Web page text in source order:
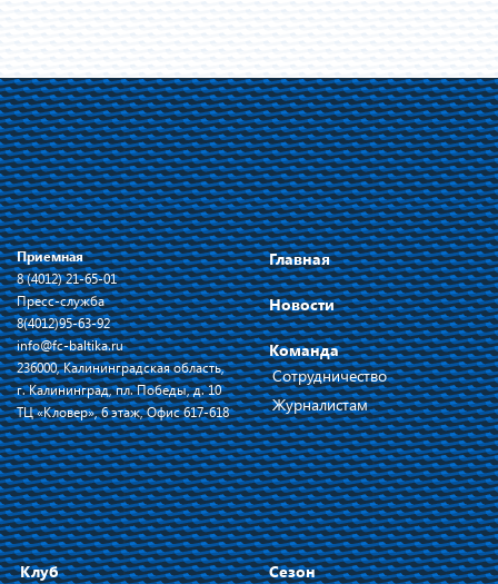
Приемная
8 (4012) 21-65-01
Пресс-служба
8(4012)95-63-92
info@fc-baltika.ru
236000, Калининградская область,
г. Калининград, пл. Победы, д. 10
ТЦ «Кловер», 6 этаж, Офис 617-618
Главная
Новости
Команда
Сотрудничество
Журналистам
Клуб
Сезон